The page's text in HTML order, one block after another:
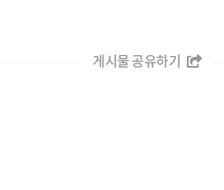
게시물 공유하기